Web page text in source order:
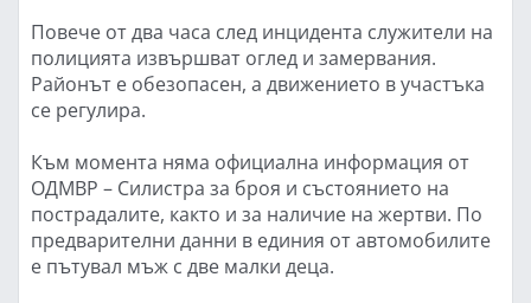
Повече от два часа след инцидента служители на
полицията извършват оглед и замервания.
Районът е обезопасен, а движението в участъка
се регулира.
Към момента няма официална информация от
ОДМВР – Силистра за броя и състоянието на
пострадалите, както и за наличие на жертви. По
предварителни данни в единия от автомобилите
е пътувал мъж с две малки деца.